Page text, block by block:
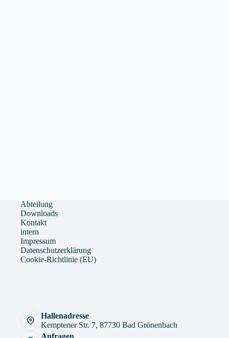
Abteilung
Downloads
Kontakt
intern
Impressum
Datenschutzerklärung
Cookie-Richtlinie (EU)
Hallenadresse
Kemptener Str. 7, 87730 Bad Grönenbach